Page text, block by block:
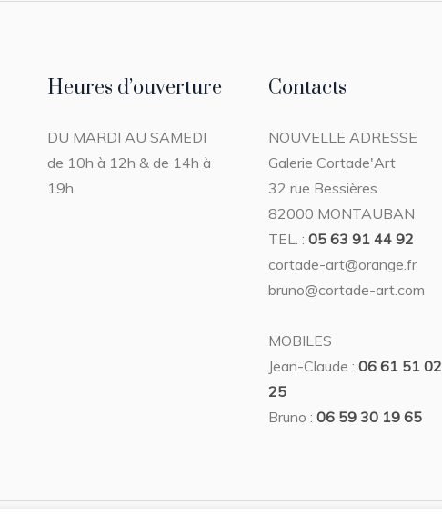
Heures d’ouverture
DU MARDI AU SAMEDI
de 10h à 12h & de 14h à
19h
Contacts
NOUVELLE ADRESSE
Galerie Cortade'Art
32 rue Bessières
82000 MONTAUBAN
TEL. : 05 63 91 44 92
cortade-art@orange.fr
bruno@cortade-art.com
MOBILES
Jean-Claude : 06 61 51 02
25
Bruno : 06 59 30 19 65